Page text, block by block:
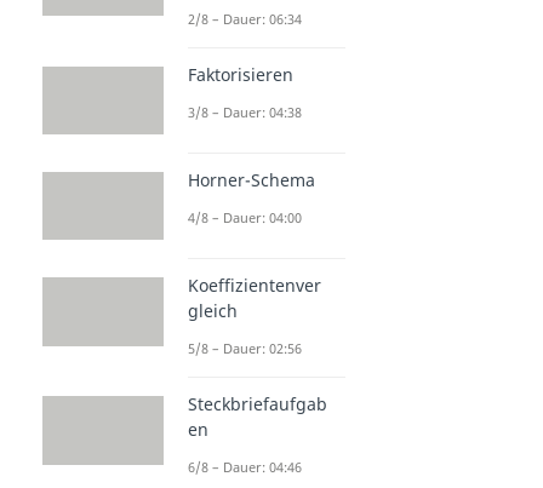
2/8 – Dauer: 06:34
Faktorisieren
3/8 – Dauer: 04:38
Horner-Schema
4/8 – Dauer: 04:00
Koeffizientenver
gleich
5/8 – Dauer: 02:56
Steckbriefaufgab
en
6/8 – Dauer: 04:46